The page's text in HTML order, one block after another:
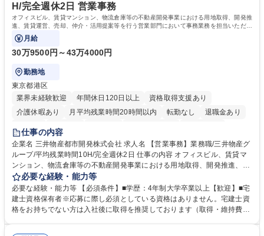
H/完全週休2日 営業事務
オフィスビル、賃貸マンション、物流倉庫等の不動産開発事業における用地取得、開発推
進、賃貸運営、売却、仲介・活用提案等を行う営業部門において事務業務を担当いただき
ます。
月給
30万9500円～43万4000円
勤務地
東京都港区
業界未経験歓迎
年間休日120日以上
資格取得支援あり
介護休暇あり
月平均残業時間20時間以内 転勤なし
退職金あり
在宅OK
賞与あり
駅近5分以内
土日祝休み 寮・社宅あり
仕事の内容
企業名 三井物産都市開発株式会社 求人名 【営業事務】業務職/三井物産グ
ループ/平均残業時間10H/完全週休2日 仕事の内容 オフィスビル、賃貸マ
ンション、物流倉庫等の不動産開発事業における用地取得、開発推進、賃
貸運営、売却、仲介・活用提案等を行う営業部門において事務業務を担当
いただきます。 【詳細】・契約書管理、契約書製本、捺印対応、ファイリ
ング、登記簿取得、調書取得・支払業務（各種費用支払、支払管理、請
求・支払データ登録、取引先マスター申請対応）・予算作成及び予実管
必要な経験・能力等
必要な経験・能力等 【必須条件】■学歴：4年制大学卒業以上【歓迎】■宅
建士資格保有者※応募に際し必須としている資格はありません。宅建士資
格をお持ちでない方は入社後に取得を推奨しております（取得・維持費用